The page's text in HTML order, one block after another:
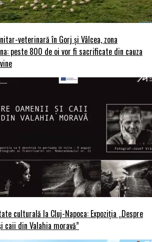
veterinară în Gorj și Vâlcea, zona
peste 800 de oi vor fi sacrificate din cauza
culturală la Cluj-Napoca: Expoziția „Despre
caii din Valahia moravă”